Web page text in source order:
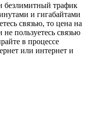
безлимитный трафик
и гигабайтами
связью, то цена на
пользуетесь связью
в процессе
или интернет и